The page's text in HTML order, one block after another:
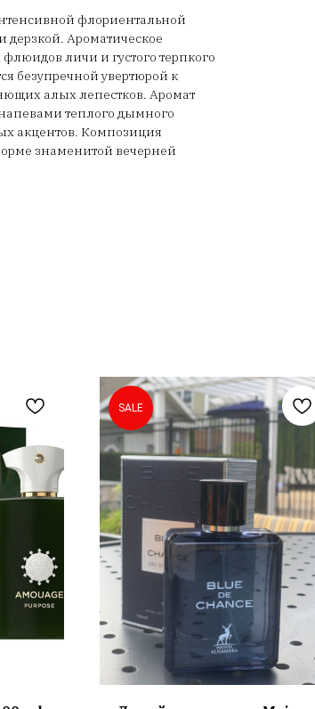
флориентальной
дерзкой. Ароматическое
личи и густого терпкого
безупречной увертюрой к
алых лепестков. Аромат
теплого дымного
акцентов. Композиция
знаменитой вечерней
SALE